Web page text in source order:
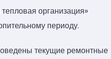
организация»
периоду.
текущие ремонтные